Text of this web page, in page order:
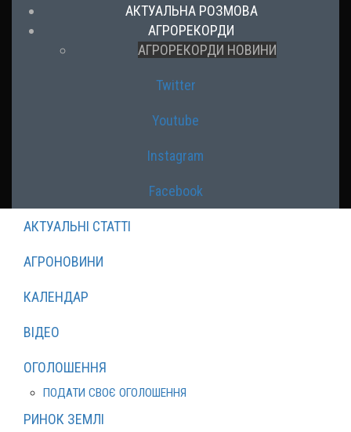
АКТУАЛЬНА РОЗМОВА
АГРОРЕКОРДИ
АГРОРЕКОРДИ НОВИНИ
Twitter
Youtube
Instagram
Facebook
АКТУАЛЬНІ СТАТТІ
АГРОНОВИНИ
КАЛЕНДАР
ВІДЕО
ОГОЛОШЕННЯ
ПОДАТИ СВОЄ ОГОЛОШЕННЯ
РИНОК ЗЕМЛІ